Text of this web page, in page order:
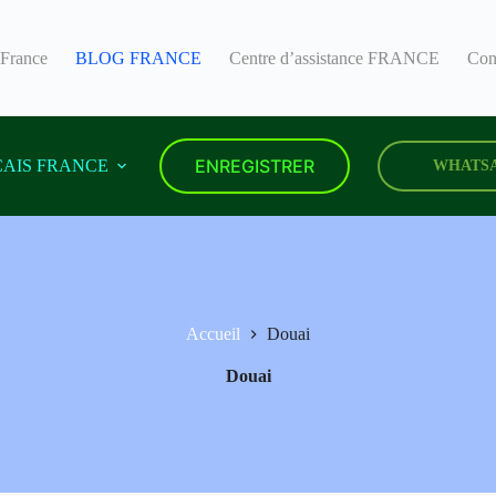
BLOG FRANCE Centre d’assistance FRANCE
FRANCE ENREGISTRER
Accueil Douai
Douai